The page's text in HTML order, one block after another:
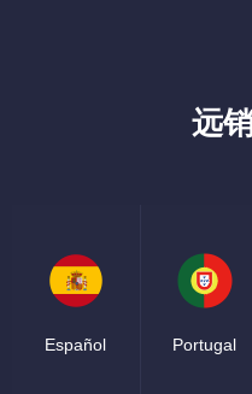
远
Español Portugal